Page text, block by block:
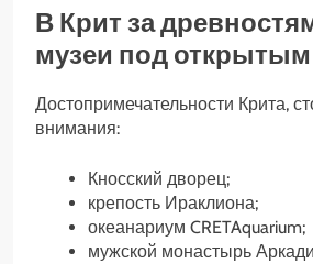
В Крит за
музеи под
Достопримечательности Крита,
внимания:
Кносский дворец;
крепость Ираклиона;
океанариум CRETAquarium;
мужской монастырь